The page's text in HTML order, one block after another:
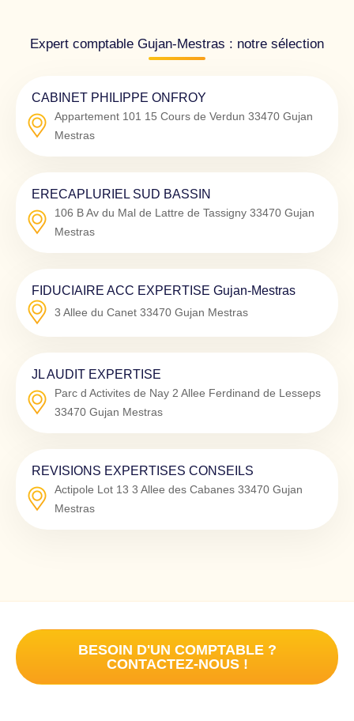
Expert comptable Gujan-Mestras : notre sélection
CABINET PHILIPPE ONFROY
Appartement 101 15 Cours de Verdun 33470 Gujan
Mestras
ERECAPLURIEL SUD BASSIN
106 B Av du Mal de Lattre de Tassigny 33470 Gujan
Mestras
FIDUCIAIRE ACC EXPERTISE Gujan-Mestras
3 Allee du Canet 33470 Gujan Mestras
JL AUDIT EXPERTISE
Parc d Activites de Nay 2 Allee Ferdinand de Lesseps
33470 Gujan Mestras
REVISIONS EXPERTISES CONSEILS
Actipole Lot 13 3 Allee des Cabanes 33470 Gujan
Mestras
BESOIN D'UN COMPTABLE ?
CONTACTEZ-NOUS !